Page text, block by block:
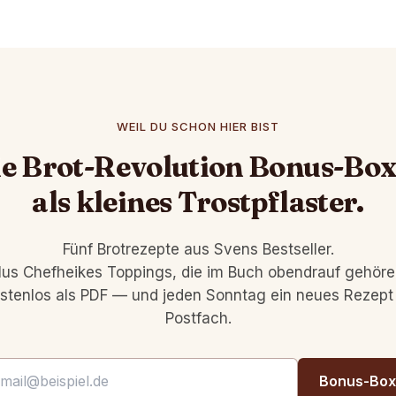
WEIL DU SCHON HIER BIST
Brot-Revolution Bonus-
als kleines Trostpflaster.
Fünf Brotrezepte aus Svens Bestseller.
Chefheikes Toppings, die im Buch obendrauf
als PDF — und jeden Sonntag ein neues Rezept
Postfach.
Bonus-